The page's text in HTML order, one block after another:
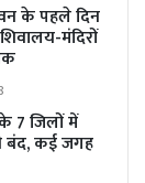
के पहले दिन
मंदिरों
7 जिलों में
बंद, कई जगह